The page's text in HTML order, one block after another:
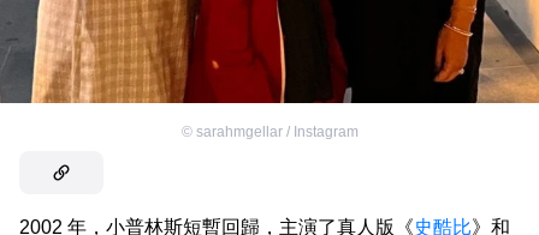
© sarahmgellar / Instagram
2002 年，小普林斯短暫回歸，主演了真人版《史酷比》和